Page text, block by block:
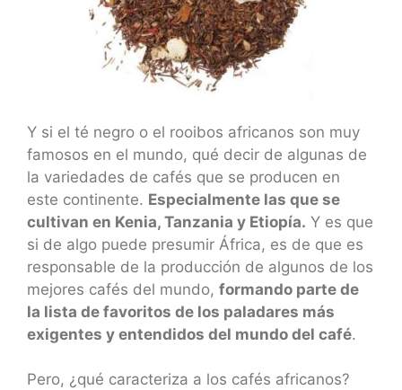
Y si el té negro o el rooibos africanos son muy
famosos en el mundo, qué decir de algunas de
la variedades de cafés que se producen en
este continente. Especialmente las que se
cultivan en Kenia, Tanzania y Etiopía. Y es que
si de algo puede presumir África, es de que es
responsable de la producción de algunos de los
mejores cafés del mundo, formando parte de
la lista de favoritos de los paladares más
exigentes y entendidos del mundo del café.
Pero, ¿qué caracteriza a los cafés africanos?